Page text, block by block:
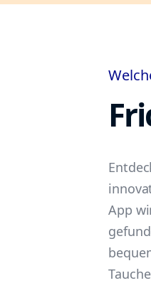
App